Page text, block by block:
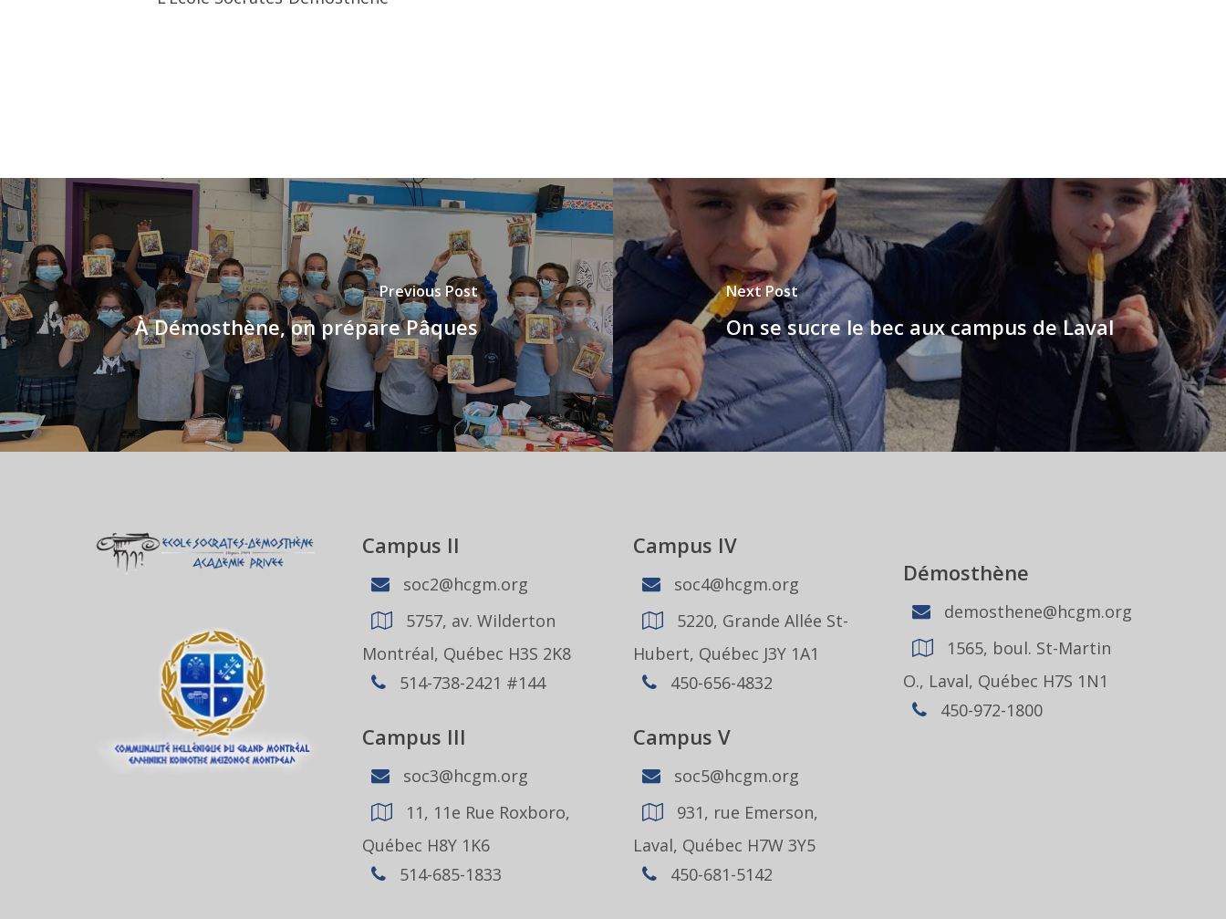
Previous Post
À Démosthène, on prépare Pâques
Next Post
On se sucre le bec aux campus de Laval
Campus II
soc2@hcgm.org
5757, av. Wilderton
Montréal, Québec H3S 2K8
514-738-2421 #144
Campus III
soc3@hcgm.org
11, 11e Rue Roxboro,
Québec H8Y 1K6
514-685-1833
Campus IV
soc4@hcgm.org
5220, Grande Allée St-
Hubert, Québec J3Y 1A1
450-656-4832
Campus V
soc5@hcgm.org
931, rue Emerson,
Laval, Québec H7W 3Y5
450-681-5142
Démosthène
demosthene@hcgm.org
1565, boul. St-Martin
O., Laval, Québec H7S 1N1
450-972-1800